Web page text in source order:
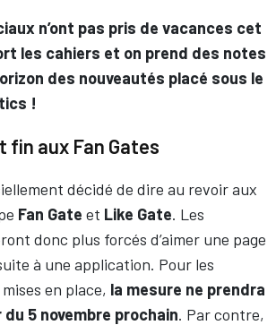
n’ont pas pris de vacances cet
les cahiers et on prend des notes
des nouveautés placé sous le
!
fin aux Fan Gates
décidé de dire au revoir aux
Fan Gate et Like Gate. Les
donc plus forcés d’aimer une page
à une application. Pour les
en place, la mesure ne prendra
5 novembre prochain. Par contre,